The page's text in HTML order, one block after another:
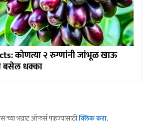
कोणत्या २ रुग्णांनी जांभूळ खाऊ
बसेल धक्का
भन्नाट ऑफर्स पाहण्यासाठीक्लिक करा.